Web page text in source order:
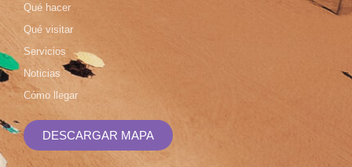
Qué hacer
Qué visitar
Servicios
Noticias
Cómo llegar
DESCARGAR MAPA